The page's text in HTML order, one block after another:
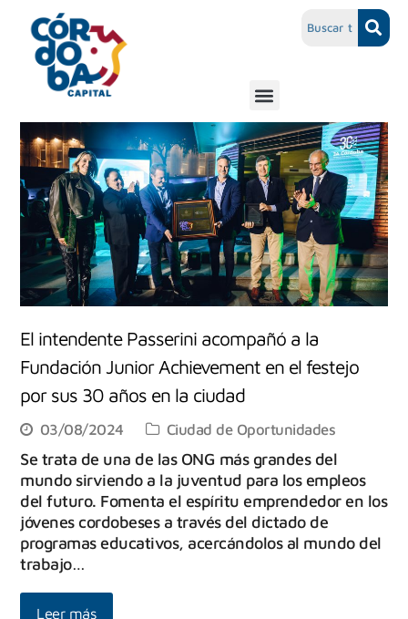
El intendente Passerini acompañó a la
Fundación Junior Achievement en el festejo
por sus 30 años en la ciudad
03/08/2024 Ciudad de Oportunidades
Se trata de una de las ONG más grandes del
mundo sirviendo a la juventud para los empleos
del futuro. Fomenta el espíritu emprendedor en los
jóvenes cordobeses a través del dictado de
programas educativos, acercándolos al mundo del
trabajo…
Leer más